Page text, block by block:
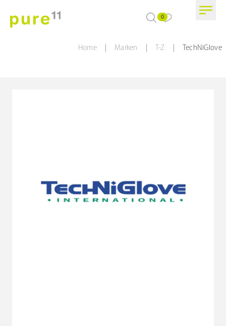
0
Home Marken T-Z TechNiGlove